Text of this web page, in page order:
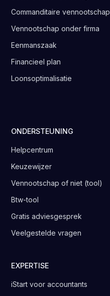
Commanditaire vennootschap
Vennootschap onder firma
Eenmanszaak
Financieel plan
Loonsoptimalisatie
ONDERSTEUNING
Helpcentrum
Keuzewijzer
Vennootschap of niet (tool)
Btw-tool
Gratis adviesgesprek
Veelgestelde vragen
EXPERTISE
iStart voor accountants